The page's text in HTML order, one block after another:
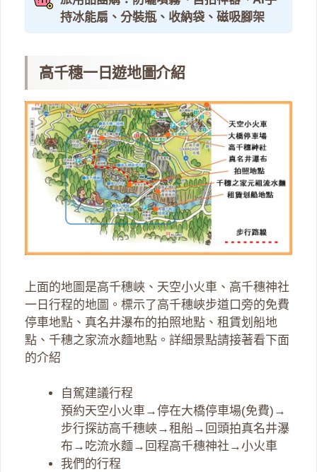
持冰能扇、分裝瓶、收納袋、磁吸腳架
高千穗一日遊地圖介紹
上面的地圖是高千穗峽、天空小火車、高千穗神社
一日行程的地圖。標示了高千穗峽步道口旁的免費
停車地點、真名井瀑布的拍照地點、租賃划船地
點、千穗之家流水麵地點。詳細景點請接著看下面
的介紹
自駕建議行程
預約天空小火車→停在大橋停車場(免費)→
步行探訪高千穗峽→租船→回頭拍真名井瀑
布→吃流水麵→回程高千穗神社→小火車
我們的行程